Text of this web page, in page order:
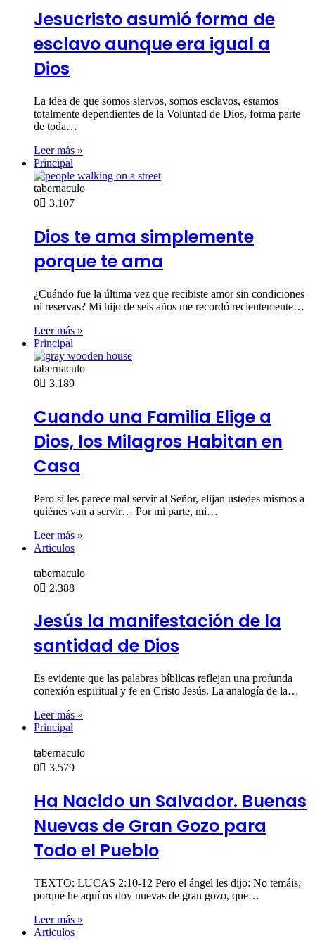
Jesucristo asumió forma de
esclavo aunque era igual a
Dios
La idea de que somos siervos, somos esclavos, estamos
totalmente dependientes de la Voluntad de Dios, forma parte
de toda…
Leer más »
Principal
tabernaculo
0
3.107
Dios te ama simplemente
porque te ama
¿Cuándo fue la última vez que recibiste amor sin condiciones
ni reservas? Mi hijo de seis años me recordó recientemente…
Leer más »
Principal
tabernaculo
0
3.189
Cuando una Familia Elige a
Dios, los Milagros Habitan en
Casa
Pero si les parece mal servir al Señor, elijan ustedes mismos a
quiénes van a servir… Por mi parte, mi…
Leer más »
Articulos
tabernaculo
0
2.388
Jesús la manifestación de la
santidad de Dios
Es evidente que las palabras bíblicas reflejan una profunda
conexión espiritual y fe en Cristo Jesús. La analogía de la…
Leer más »
Principal
tabernaculo
0
3.579
Ha Nacido un Salvador. Buenas
Nuevas de Gran Gozo para
Todo el Pueblo
TEXTO: LUCAS 2:10-12 Pero el ángel les dijo: No temáis;
porque he aquí os doy nuevas de gran gozo, que…
Leer más »
Articulos